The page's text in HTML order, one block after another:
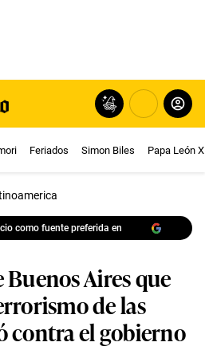
Feriados Simon Biles Papa León
como fuente preferida en
Aires que
de las
contra el gobierno